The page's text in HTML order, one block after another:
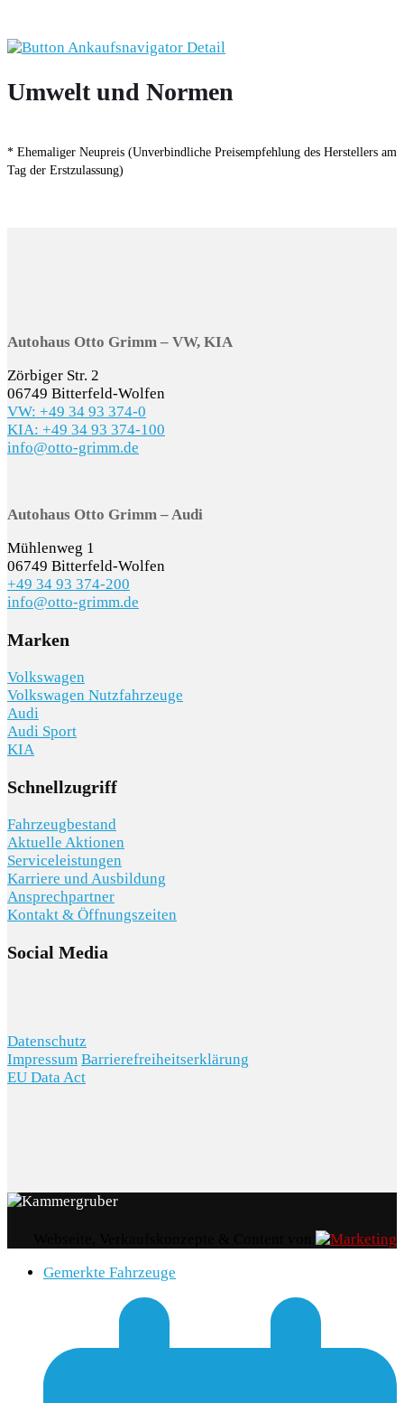
Umwelt und Normen
* Ehemaliger Neupreis (Unverbindliche Preisempfehlung des Herstellers am
Tag der Erstzulassung)
Autohaus Otto Grimm – VW, KIA
Zörbiger Str. 2
06749 Bitterfeld-Wolfen
VW: +49 34 93 374-0
KIA: +49 34 93 374-100
info@otto-grimm.de
Autohaus Otto Grimm – Audi
Mühlenweg 1
06749 Bitterfeld-Wolfen
+49 34 93 374-200
info@otto-grimm.de
Marken
Volkswagen
Volkswagen Nutzfahrzeuge
Audi
Audi Sport
KIA
Schnellzugriff
Fahrzeugbestand
Aktuelle Aktionen
Serviceleistungen
Karriere und Ausbildung
Ansprechpartner
Kontakt & Öffnungszeiten
Social Media
Datenschutz
Impressum Barrierefreiheitserklärung
EU Data Act
Gemerkte Fahrzeuge